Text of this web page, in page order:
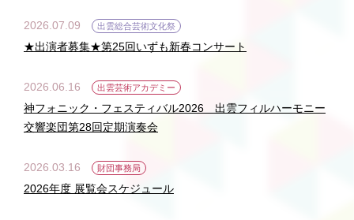
2026.07.09 出雲総合芸術文化祭
★出演者募集★第25回いずも新春コンサート
2026.06.16 出雲芸術アカデミー
神フォニック・フェスティバル2026 出雲フィルハーモニー
交響楽団第28回定期演奏会
2026.03.16 財団事務局
2026年度 展覧会スケジュール